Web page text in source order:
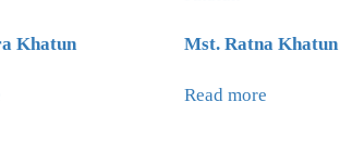
Khatun Mst. Ratna Khatun
Read more